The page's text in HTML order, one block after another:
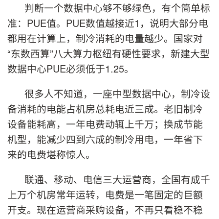
判断一个数据中心够不够绿色，有个简单标
准：PUE值。PUE数值越接近1，说明大部分电
都用在计算上，制冷消耗的电量越少。国家对
“东数西算”八大算力枢纽有硬性要求，新建大型
数据中心PUE必须低于1.25。
很多人不知道，一座中型数据中心，制冷设
备消耗的电能占机房总耗电近三成。老旧制冷
设备能耗高，一年电费动辄上千万；换成节能
机型，能减少四到六成的制冷用电，一年省下
来的电费堪称惊人。
联通、移动、电信三大运营商，全国有成千
上万个机房常年运转，电费是一笔固定的巨额
开支。现在运营商采购设备，不再只看稳不稳